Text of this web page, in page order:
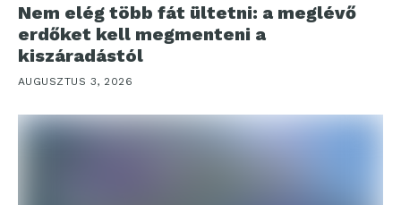
Nem elég több fát ültetni: a meglévő
erdőket kell megmenteni a
kiszáradástól
AUGUSZTUS 3, 2026